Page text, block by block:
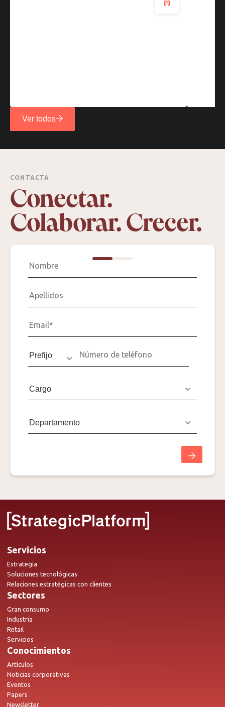
Ver todos
CONTACTA
Conectar.
Colaborar. Crecer.
Servicios
Estrategia
Soluciones tecnológicas
Relaciones estratégicas con clientes
Sectores
Gran consumo
Industria
Retail
Servicios
Conocimientos
Artículos
Noticias corporativas
Eventos
Papers
Newsletter